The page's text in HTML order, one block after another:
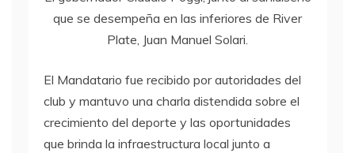
que se desempeña en las inferiores de River
Plate, Juan Manuel Solari.
El Mandatario fue recibido por autoridades del
club y mantuvo una charla distendida sobre el
crecimiento del deporte y las oportunidades
que brinda la infraestructura local junto a